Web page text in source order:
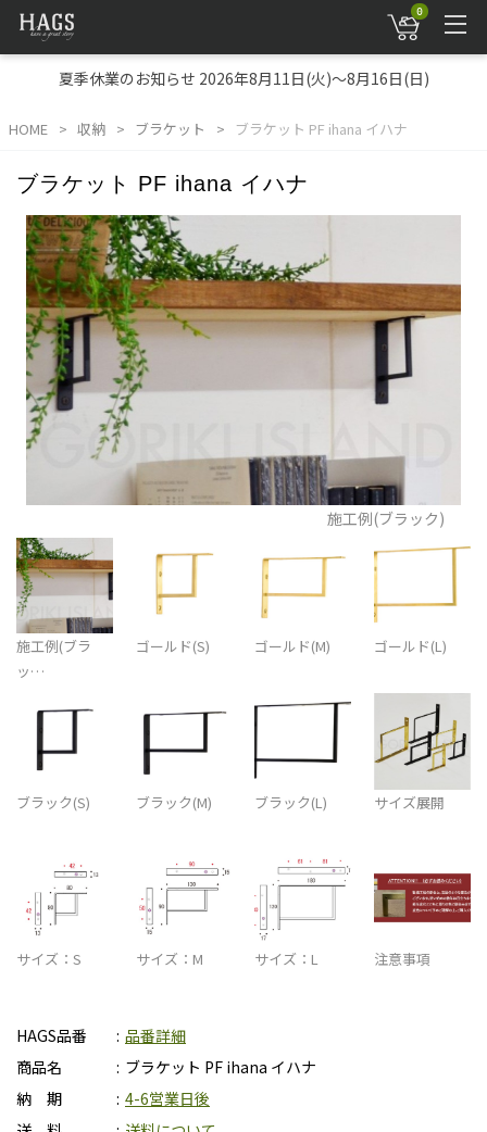
0
夏季休業のお知らせ 2026年8月11日(火)～8月16日(日)
HOME 収納 ブラケット ブラケット PF ihana イハナ
ブラケット PF ihana イハナ
施工例(ブラック)
施工例(ブラ
ッ…
ゴールド(S) ゴールド(M) ゴールド(L)
ブラック(S) ブラック(M) ブラック(L) サイズ展開
サイズ：S サイズ：M サイズ：L 注意事項
HAGS品番
品番詳細
商品名
ブラケット PF ihana イハナ
納 期
4-6営業日後